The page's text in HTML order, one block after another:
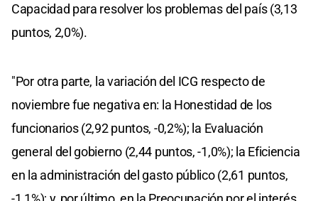
Capacidad para resolver los problemas del país (3,13
puntos, 2,0%).
"Por otra parte, la variación del ICG respecto de
noviembre fue negativa en: la Honestidad de los
funcionarios (2,92 puntos, -0,2%); la Evaluación
general del gobierno (2,44 puntos, -1,0%); la Eficiencia
en la administración del gasto público (2,61 puntos,